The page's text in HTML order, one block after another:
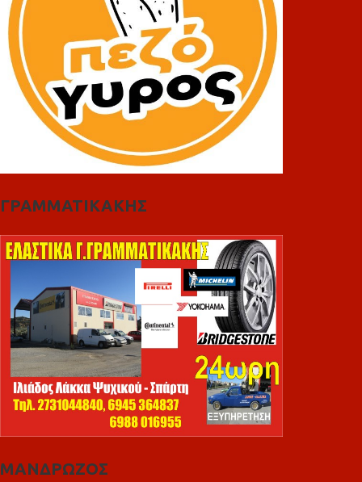
ΓΡΑΜΜΑΤΙΚΑΚΗΣ
ΜΑΝΔΡΩΖΟΣ